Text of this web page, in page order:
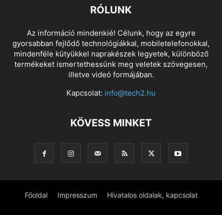
RÓLUNK
Az információ mindenkié! Célunk, hogy az egyre
gyorsabban fejlődő technológiákkal, mobiletelefonokkal,
mindenféle kütyükkel naprakészek legyetek, különböző
termékeket ismertethessünk meg veletek szövegesen,
illetve videó formájában.
Kapcsolat: info@tech2.hu
KÖVESS MINKET
Főoldal Impresszum Hivatalos oldalak, kapcsolat